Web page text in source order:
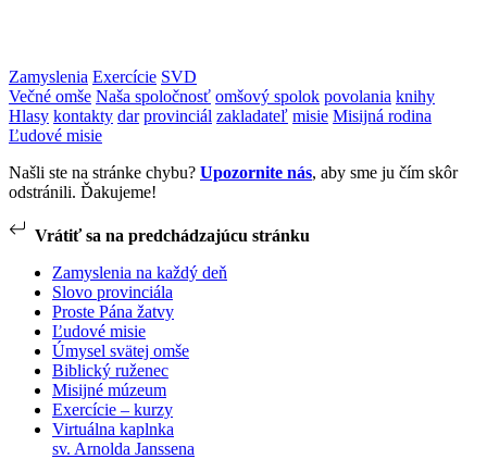
Zamyslenia Exercície SVD
Večné omše Naša spoločnosť omšový spolok povolania knihy
Hlasy kontakty dar provinciál zakladateľ misie Misijná rodina
Ľudové misie
Našli ste na stránke chybu? Upozornite nás, aby sme ju čím skôr
odstránili. Ďakujeme!
Vrátiť sa na predchádzajúcu stránku
Zamyslenia na každý deň
Slovo provinciála
Proste Pána žatvy
Ľudové misie
Úmysel svätej omše
Biblický ruženec
Misijné múzeum
Exercície – kurzy
Virtuálna kaplnka
sv. Arnolda Janssena